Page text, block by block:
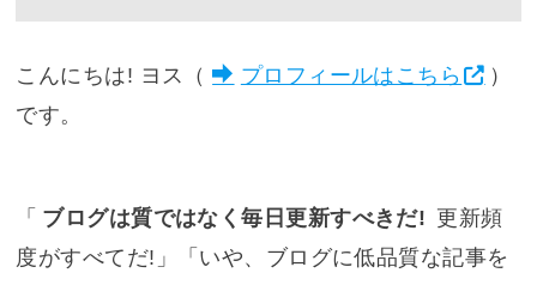
こんにちは! ヨス（ プロフィールはこちら
）
です。
「 ブログは質ではなく毎日更新すべきだ! 更新頻
度がすべてだ!」「いや、ブログに低品質な記事を